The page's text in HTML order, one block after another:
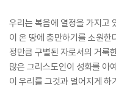
우리는 복음에 열정을 가지고
이 온 땅에 충만하기를 소원한
정만큼 구별된 자로서의 거룩
많은 그리스도인이 성화를 아
이 우리를 그것과 멀어지게 하